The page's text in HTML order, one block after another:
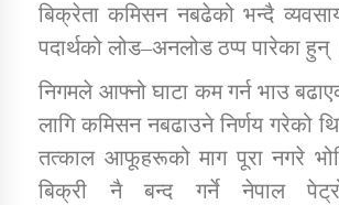
बिक्रेता कमिसन नबढेको भन्दै
पदार्थको लोड–अनलोड ठप्प पारेका हुन्
निगमले आफ्नो घाटा कम गर्न भाउ
लागि कमिसन नबढाउने निर्णय गरेको
तत्काल आफूहरूको माग पूरा नगरे
बिक्री नै बन्द गर्ने नेपाल